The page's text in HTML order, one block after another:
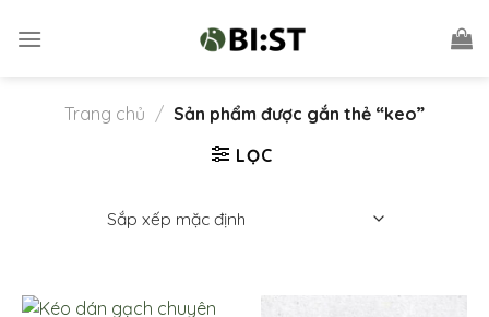
Trang chủ / Sản phẩm được gắn thẻ “keo”
LỌC